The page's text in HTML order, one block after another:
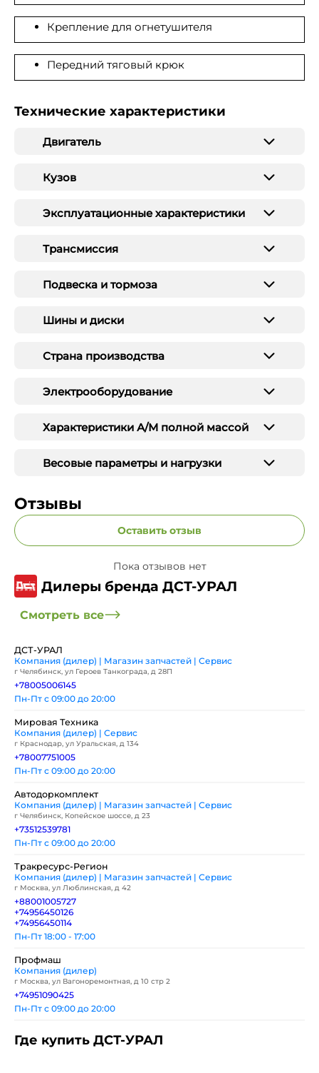
Крепление для огнетушителя
Передний тяговый крюк
Технические характеристики
Двигатель
Кузов
Эксплуатационные характеристики
Трансмиссия
Подвеска и тормоза
Шины и диски
Страна производства
Электрооборудование
Характеристики А/М полной массой
Весовые параметры и нагрузки
Отзывы
Оставить отзыв
Пока отзывов нет
Дилеры бренда ДСТ-УРАЛ
Смотреть все
ДСТ-УРАЛ
Компания (дилер) | Магазин запчастей | Сервис
г Челябинск, ул Героев Танкограда, д 28П
+78005006145
Пн-Пт с 09:00 до 20:00
Мировая Техника
Компания (дилер) | Сервис
г Краснодар, ул Уральская, д 134
+78007751005
Пн-Пт с 09:00 до 20:00
Автодоркомплект
Компания (дилер) | Магазин запчастей | Сервис
г Челябинск, Копейское шоссе, д 23
+73512539781
Пн-Пт с 09:00 до 20:00
Тракресурс-Регион
Компания (дилер) | Магазин запчастей | Сервис
г Москва, ул Люблинская, д 42
+88001005727
+74956450126
+74956450114
Пн-Пт 18:00 - 17:00
Профмаш
Компания (дилер)
г Москва, ул Вагоноремонтная, д 10 стр 2
+74951090425
Пн-Пт с 09:00 до 20:00
Где купить ДСТ-УРАЛ